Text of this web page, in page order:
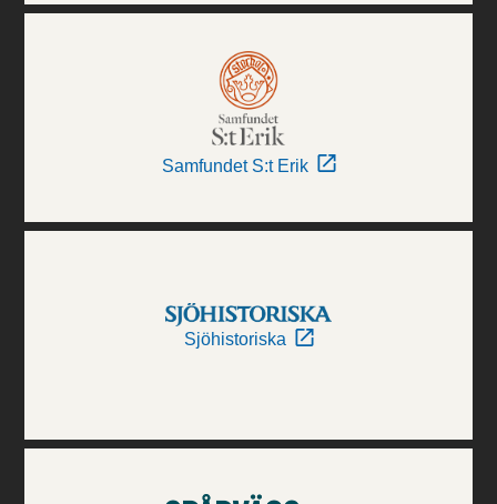
Samfundet S:t Erik
Sjöhistoriska